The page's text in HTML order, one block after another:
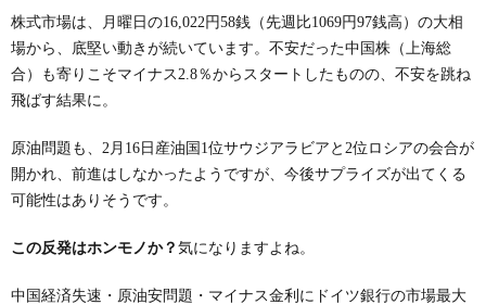
株式市場は、月曜日の16,022円58銭（先週比1069円97銭高）の大相
場から、底堅い動きが続いています。不安だった中国株（上海総
合）も寄りこそマイナス2.8％からスタートしたものの、不安を跳ね
飛ばす結果に。
原油問題も、2月16日産油国1位サウジアラビアと2位ロシアの会合が
開かれ、前進はしなかったようですが、今後サプライズが出てくる
可能性はありそうです。
この反発はホンモノか？ 気になりますよね。
中国経済失速・原油安問題・マイナス金利にドイツ銀行の市場最大